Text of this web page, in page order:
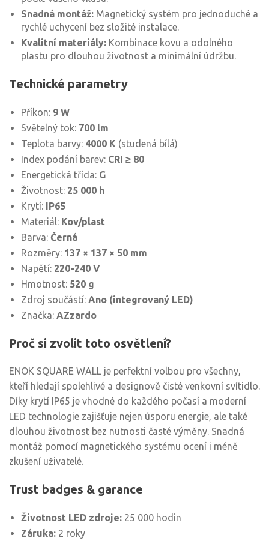
Snadná montáž: Magnetický systém pro jednoduché a
rychlé uchycení bez složité instalace.
Kvalitní materiály: Kombinace kovu a odolného
plastu pro dlouhou životnost a minimální údržbu.
Technické parametry
Příkon: 9 W
Světelný tok: 700 lm
Teplota barvy: 4000 K (studená bílá)
Index podání barev: CRI ≥ 80
Energetická třída: G
Životnost: 25 000 h
Krytí: IP65
Materiál: Kov/plast
Barva: Černá
Rozměry: 137 × 137 × 50 mm
Napětí: 220-240 V
Hmotnost: 520 g
Zdroj součástí: Ano (integrovaný LED)
Značka: AZzardo
Proč si zvolit toto osvětlení?
ENOK SQUARE WALL je perfektní volbou pro všechny,
kteří hledají spolehlivé a designově čisté venkovní svítidlo.
Díky krytí IP65 je vhodné do každého počasí a moderní
LED technologie zajišťuje nejen úsporu energie, ale také
dlouhou životnost bez nutnosti časté výměny. Snadná
montáž pomocí magnetického systému ocení i méně
zkušení uživatelé.
Trust badges & garance
Životnost LED zdroje: 25 000 hodin
Záruka: 2 roky